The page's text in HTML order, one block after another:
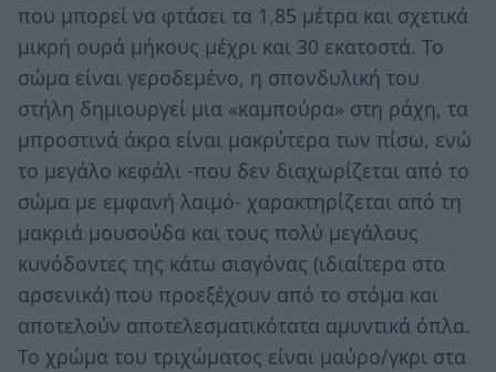
που μπορεί να φτάσει τα 1,85 μέτρα και σχετικά
μικρή ουρά μήκους μέχρι και 30 εκατοστά. Το
σώμα είναι γεροδεμένο, η σπονδυλική του
στήλη δημιουργεί μια «καμπούρα» στη ράχη, τα
μπροστινά άκρα είναι μακρύτερα των πίσω, ενώ
το μεγάλο κεφάλι -που δεν διαχωρίζεται από το
σώμα με εμφανή λαιμό- χαρακτηρίζεται από τη
μακριά μουσούδα και τους πολύ μεγάλους
κυνόδοντες της κάτω σιαγόνας (ιδιαίτερα στα
αρσενικά) που προεξέχουν από το στόμα και
αποτελούν αποτελεσματικότατα αμυντικά όπλα.
Το χρώμα του τριχώματος είναι μαύρο/γκρι στα